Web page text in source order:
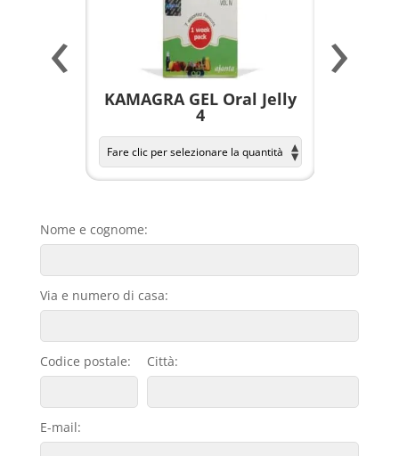
KAMAGRA GEL Oral Jelly
4
‹ ›
Nome e cognome:
Via e numero di casa:
Codice postale: Città:
E-mail: